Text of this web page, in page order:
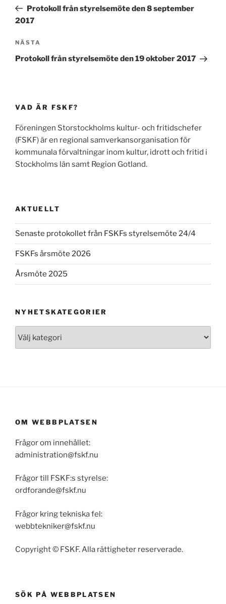
inläggProtokoll från styrelsemöte den 8 september
2017
Nästa
inlägg
NÄSTA
Protokoll från styrelsemöte den 19 oktober 2017
VAD ÄR FSKF?
Föreningen Storstockholms kultur- och fritidschefer
(FSKF) är en regional samverkansorganisation för
kommunala förvaltningar inom kultur, idrott och fritid i
Stockholms län samt Region Gotland.
AKTUELLT
Senaste protokollet från FSKFs styrelsemöte 24/4
FSKFs årsmöte 2026
Årsmöte 2025
NYHETSKATEGORIER
OM WEBBPLATSEN
Frågor om innehållet:
administration@fskf.nu
Frågor till FSKF:s styrelse:
ordforande@fskf.nu
Frågor kring tekniska fel:
webbtekniker@fskf.nu
Copyright © FSKF. Alla rättigheter reserverade.
SÖK PÅ WEBBPLATSEN